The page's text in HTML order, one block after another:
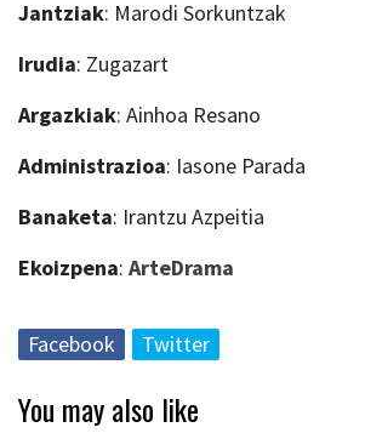
Jantziak: Marodi Sorkuntzak
Irudia: Zugazart
Argazkiak: Ainhoa Resano
Administrazioa: Iasone Parada
Banaketa: Irantzu Azpeitia
Ekoizpena: ArteDrama
Facebook Twitter
You may also like